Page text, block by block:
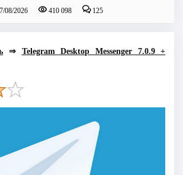
08/2026 410 098 125
⇒ Telegram Desktop Messenger 7.0.9 +